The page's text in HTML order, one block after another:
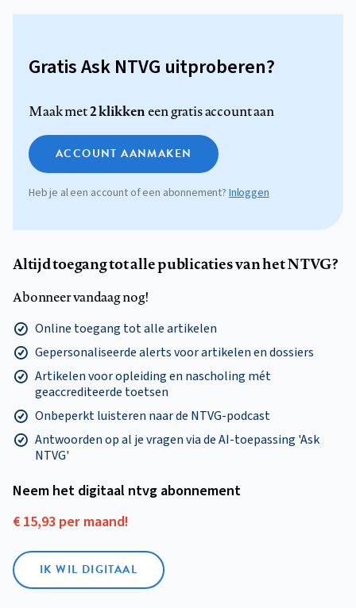
Gratis Ask NTVG uitproberen?
Maak met2 klikkeneen gratis account aan
ACCOUNT AANMAKEN
Heb je al een account of een abonnement?Inloggen
Altijd toegang tot alle publicaties van het NTVG?
Abonneer vandaag nog!
Online toegang tot alle artikelen
Gepersonaliseerde alerts voor artikelen en dossiers
Artikelen voor opleiding en nascholing mét
geaccrediteerde toetsen
Onbeperkt luisteren naar de NTVG-podcast
Antwoorden op al je vragen via de AI-toepassing 'Ask
NTVG'
Neem het digitaal ntvg abonnement
€ 15,93 per maand!
IK WIL DIGITAAL